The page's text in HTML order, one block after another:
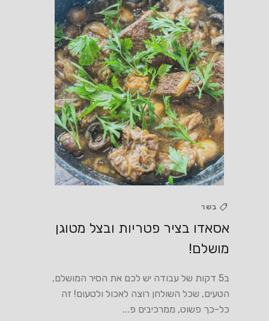
בשר
אסאדו בציר פטריות ובצל מטוגן
מושלם!
ב5 דקות של עבודה יש לכם את הסיר המושלם,
הטעים, שכל השולחן רוצה לאכול ולטעום! זה
כל-כך פשוט, ממרכיבים פ...